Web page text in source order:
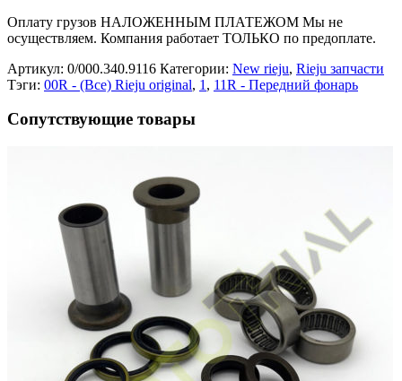
Оплату грузов НАЛОЖЕННЫМ ПЛАТЕЖОМ Мы не
осуществляем. Компания работает ТОЛЬКО по предоплате.
Артикул: 0/000.340.9116 Категории: New rieju, Rieju запчасти
Тэги: 00R - (Все) Rieju original, 1 , 11R - Передний фонарь
Сопутствующие товары